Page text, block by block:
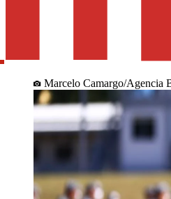
Marcelo Camargo/Agencia